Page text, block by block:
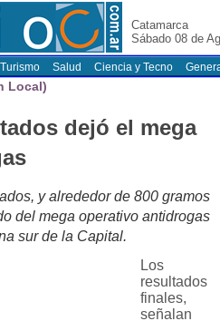
Catamarca
Sábado 08 de
Turismo Salud Ciencia y Tecno
Local)
dejó el mega
y alrededor de 800 gramos
del mega operativo antidrogas
sur de la Capital.
Los
resultados
finales,
señalan